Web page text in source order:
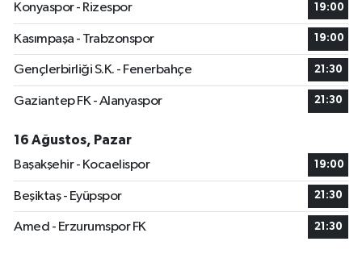
Konyaspor - Rizespor
19:00
Kasımpaşa - Trabzonspor 19:00
Gençlerbirliği S.K. - Fenerbahçe 21:30
Gaziantep FK - Alanyaspor 21:30
16 Ağustos, Pazar
Başakşehir - Kocaelispor
19:00
Beşiktaş - Eyüpspor 21:30
Amed - Erzurumspor FK 21:30